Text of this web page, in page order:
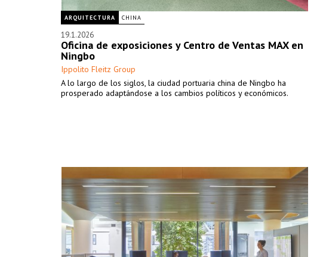
ARQUITECTURA CHINA
19.1.2026
Oficina de exposiciones y Centro de Ventas MAX en
Ningbo
Ippolito Fleitz Group
A lo largo de los siglos, la ciudad portuaria china de Ningbo ha
prosperado adaptándose a los cambios políticos y económicos.